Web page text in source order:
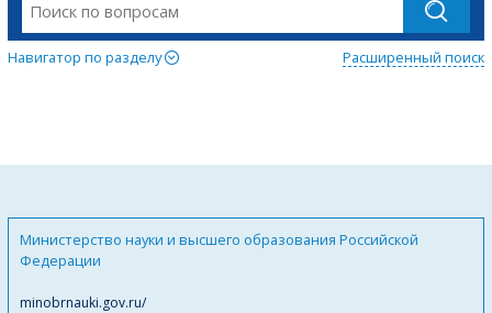
Навигатор по разделу Расширенный поиск
Министерство науки и высшего образования Российской
Федерации
minobrnauki.gov.ru/